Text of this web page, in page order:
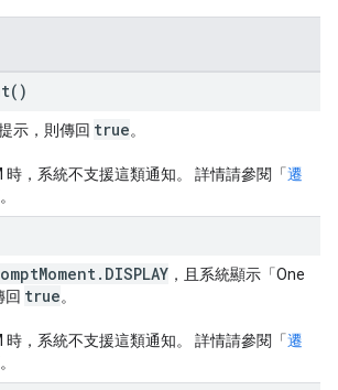
)
示，則傳回 true。
時，系統不支援這類通知。 詳情請參閱「遷
Moment. DISPLAY ，且系統顯示「One
回 true。
時，系統不支援這類通知。 詳情請參閱「遷